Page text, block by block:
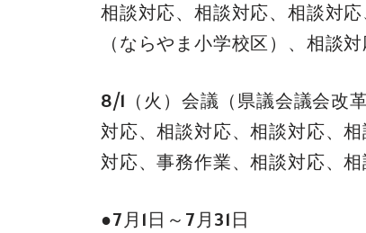
相談対応、相談対応、相談対
（ならやま小学校区）、相談
8/1（火）会議（県議会議会改
対応、相談対応、相談対応、
対応、事務作業、相談対応、
●7月1日～7月31日